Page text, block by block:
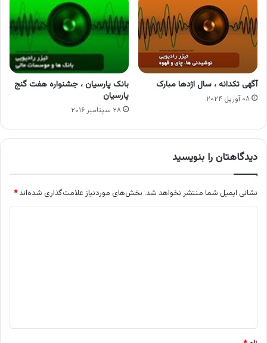
آگهی تکدانه ، سال اژدها مبارک
۰۸ آوریل ۲۰۲۴
بانک پارسیان ، جشنواره هفت گنج
پارسیان
۲۸ سپتامبر ۲۰۱۶
دیدگاهتان را بنویسید
نشانی ایمیل شما منتشر نخواهد شد. بخش‌های موردنیاز علامت‌گذاری شده‌اند*